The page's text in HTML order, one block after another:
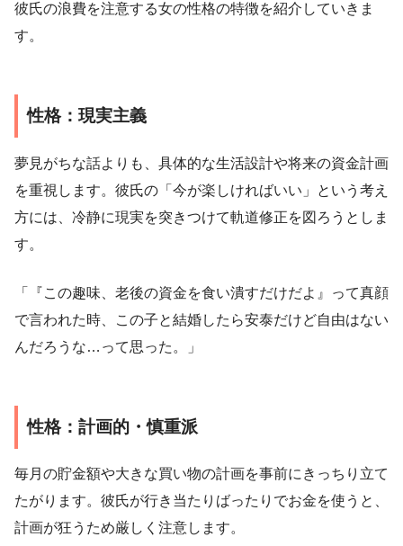
彼氏の浪費を注意する女の性格の特徴を紹介していきま
す。
性格：現実主義
夢見がちな話よりも、具体的な生活設計や将来の資金計画
を重視します。彼氏の「今が楽しければいい」という考え
方には、冷静に現実を突きつけて軌道修正を図ろうとしま
す。
「『この趣味、老後の資金を食い潰すだけだよ』って真顔
で言われた時、この子と結婚したら安泰だけど自由はない
んだろうな…って思った。」
性格：計画的・慎重派
毎月の貯金額や大きな買い物の計画を事前にきっちり立て
たがります。彼氏が行き当たりばったりでお金を使うと、
計画が狂うため厳しく注意します。